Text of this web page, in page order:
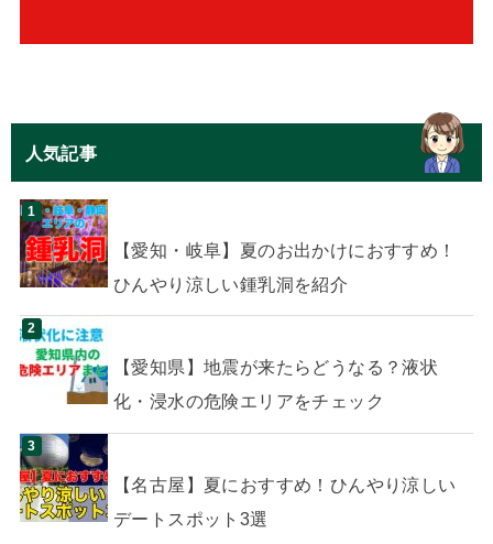
人気記事
【愛知・岐阜】夏のお出かけにおすすめ！
ひんやり涼しい鍾乳洞を紹介
【愛知県】地震が来たらどうなる？液状
化・浸水の危険エリアをチェック
【名古屋】夏におすすめ！ひんやり涼しい
デートスポット3選